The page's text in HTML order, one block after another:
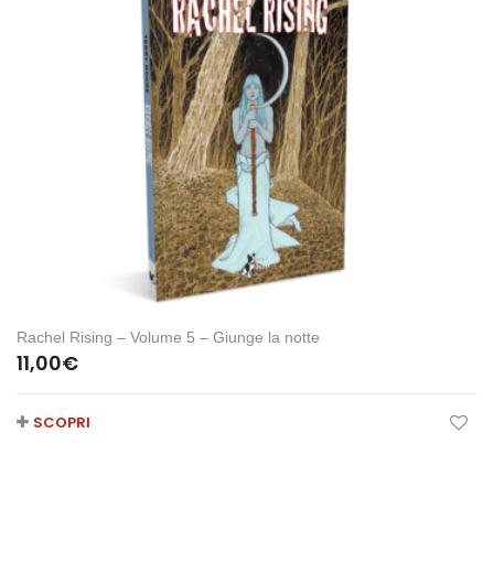
Rachel Rising – Volume 5 – Giunge la notte
11,00€
SCOPRI